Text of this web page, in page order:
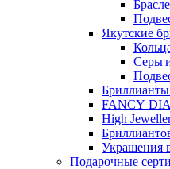
Якутские
Бриллианты
FANCY
High
Украшения
Подарочные